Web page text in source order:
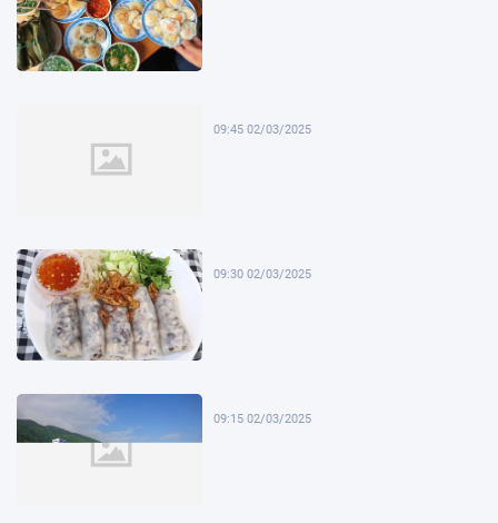
09:45 02/03/2025
09:30 02/03/2025
09:15 02/03/2025